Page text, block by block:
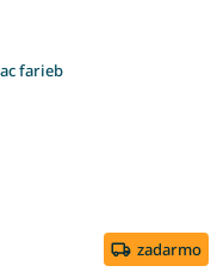
farieb
zadarmo